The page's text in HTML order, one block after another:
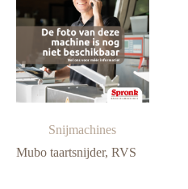
Snijmachines
Mubo taartsnijder, RVS